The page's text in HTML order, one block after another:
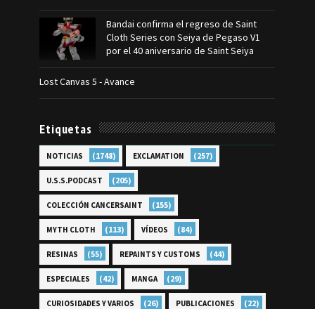
Bandai confirma el regreso de Saint
Cloth Series con Seiya de Pegaso V1
por el 40 aniversario de Saint Seiya
Lost Canvas 5 - Avance
Etiquetas
NOTICIAS (1748) EXCLAMATION (257)
U.S.S.PODCAST (205)
COLECCIÓN CANCERSAINT (155)
MYTH CLOTH (113) VÍDEOS (84)
RESINAS (55) REPAINTS Y CUSTOMS (44)
ESPECIALES (42) MANGA (29)
CURIOSIDADES Y VARIOS (26) PUBLICACIONES (22)